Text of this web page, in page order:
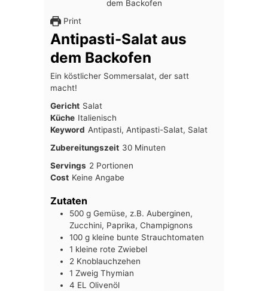
Print
Antipasti-Salat aus
dem Backofen
Ein köstlicher Sommersalat, der satt
macht!
Gericht Salat
Küche Italienisch
Keyword Antipasti, Antipasti-Salat, Salat
Zubereitungszeit 30Minuten
Minuten
Servings 2 Portionen
Cost Keine Angabe
Zutaten
500 g Gemüse, z.B. Auberginen,
Zucchini, Paprika, Champignons
100 g kleine bunte Strauchtomaten
1 kleine rote Zwiebel
2 Knoblauchzehen
1 Zweig Thymian
4 EL Olivenöl